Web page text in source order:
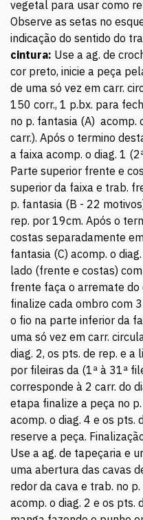
vegetal para usar como
Observe as setas no
indicação do sentido do
cintura: Use a ag. de
cor preto, inicie a peça
de uma só vez em carr.
150 corr., 1 p.bx. para
no p. fantasia (A) acomp.
carr.). Após o termino
a faixa acomp. o diag. 1
Parte superior frente e
superior da faixa e trab.
p. fantasia (B - 22
rep. por 19cm. Após o
costas separadamente
fantasia (C) acomp. o
lado (frente e costas)
frente faça o arremate do
finalize cada ombro com
o fio na parte inferior da
uma só vez em carr.
diag. 2, os pts. de rep. e a
por fileiras da (1ª à 31ª
corresponde à 2 carr. do
etapa finalize a peça no
acomp. o diag. 4 e os pts.
reserve a peça.
Use a ag. de tapeçaria e
uma abertura das cavas
redor da cava e trab. no
acomp. o diag. 2 e os pts.